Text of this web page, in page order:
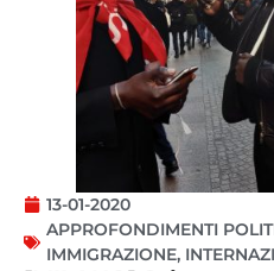
13-01-2020
APPROFONDIMENTI
IMMIGRAZIONE,